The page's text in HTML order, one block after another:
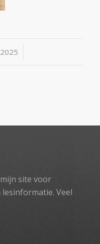
site voor
lesinformatie. Veel